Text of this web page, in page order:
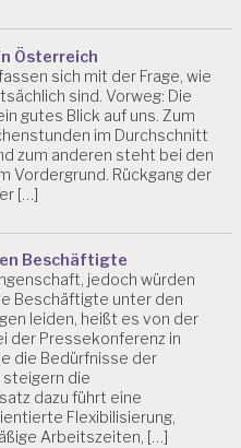
Österreich
sich mit der Frage, wie
sind. Vorweg: Die
gutes Blick auf uns. Zum
im Durchschnitt
zum anderen steht bei den
Vordergrund. Rückgang der
[…]
Beschäftigte
jedoch würden
Beschäftigte unter den
leiden, heißt es von der
der Pressekonferenz in
die Bedürfnisse der
die
dazu führt eine
Flexibilisierung,
Arbeitszeiten, […]